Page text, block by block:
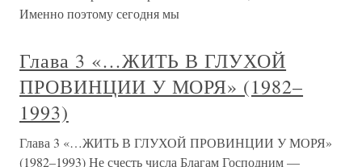
Именно поэтому сегодня мы
Глава 3 «…ЖИТЬ В ГЛУХОЙ
ПРОВИНЦИИ У МОРЯ» (1982–
1993)
Глава 3 «…ЖИТЬ В ГЛУХОЙ ПРОВИНЦИИ У МОРЯ»
(1982–1993) Не счесть числа Благам Господним —